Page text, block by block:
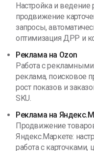
Настройка и
продвижение
запросы,
оптимизация ДРР и
Реклама на Ozon
Работа с рекламными
реклама, поисковое
рост показов и
SKU.
Реклама на
Продвижение
Яндекс.Маркете:
работа с карточками,